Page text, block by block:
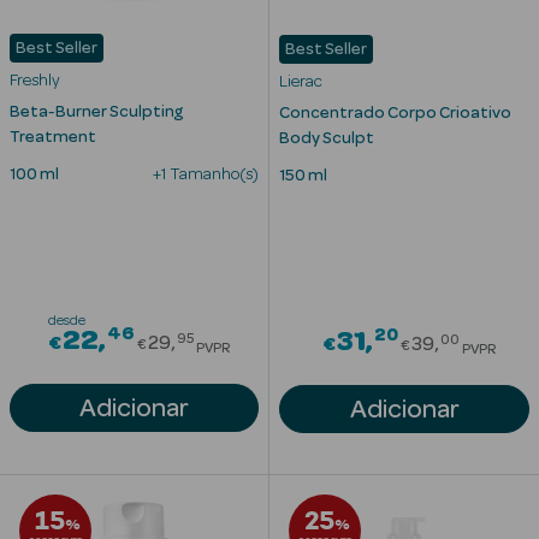
Best Seller
Freshly
Beta-Burner Sculpting
Treatment
100 ml +1 Tamanho(s)
desde
€22 46Price reduced from
€29 95
PVPR
Adicionar
Best Seller
Lierac
Concentrado Corpo Crioativo
Body Sculpt
150 ml
€31 20Price
€39 00
PVPR
Adicionar
15% 25%